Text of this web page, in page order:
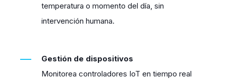
temperatura o momento del día, sin
intervención humana.
Gestión de dispositivos
Monitorea controladores IoT en tiempo real